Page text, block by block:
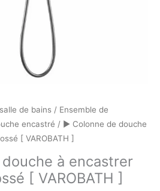
de bains / Ensemble de
encastré / ► Colonne de douche
[ VAROBATH ]
à encastrer
[ VAROBATH ]